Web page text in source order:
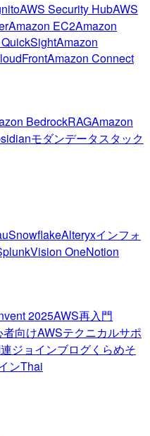
AWS Security HubAWS
Amazon EC2Amazon
Amazon
Amazon Connect
BedrockRAGAmazon
モダンデータスタック
SnowflakeAlteryxインフォ
Vision OneNotion
2025AWS再入門
者向けAWSテクニカルサポ
ジョインブログくらめそ
ンThai